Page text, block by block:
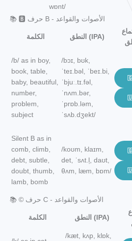
wɒnt/
📚 🅱️ حرف B - الأصوات والقواعد
الكلمة النطق (IPA)
/b/ as in boy,
book, table,
baby, beautiful,
number,
problem,
subject
/bɔɪ, bʊk,
ˈteɪ.bəl, ˈbeɪ.bi,
ˈbjuː.tɪ.fəl,
ˈnʌm.bər,
ˈprɒb.ləm,
ˈsʌb.dʒekt/
Silent B as in
comb, climb,
debt, subtle,
doubt, thumb,
lamb, bomb
/koʊm, klaɪm,
det, ˈsʌt.l̩, daʊt,
θʌm, læm, bɒm/
📚 ©️ حرف C - الأصوات والقواعد
الكلمة النطق (IPA)
/kæt, kʌp, klɒk,